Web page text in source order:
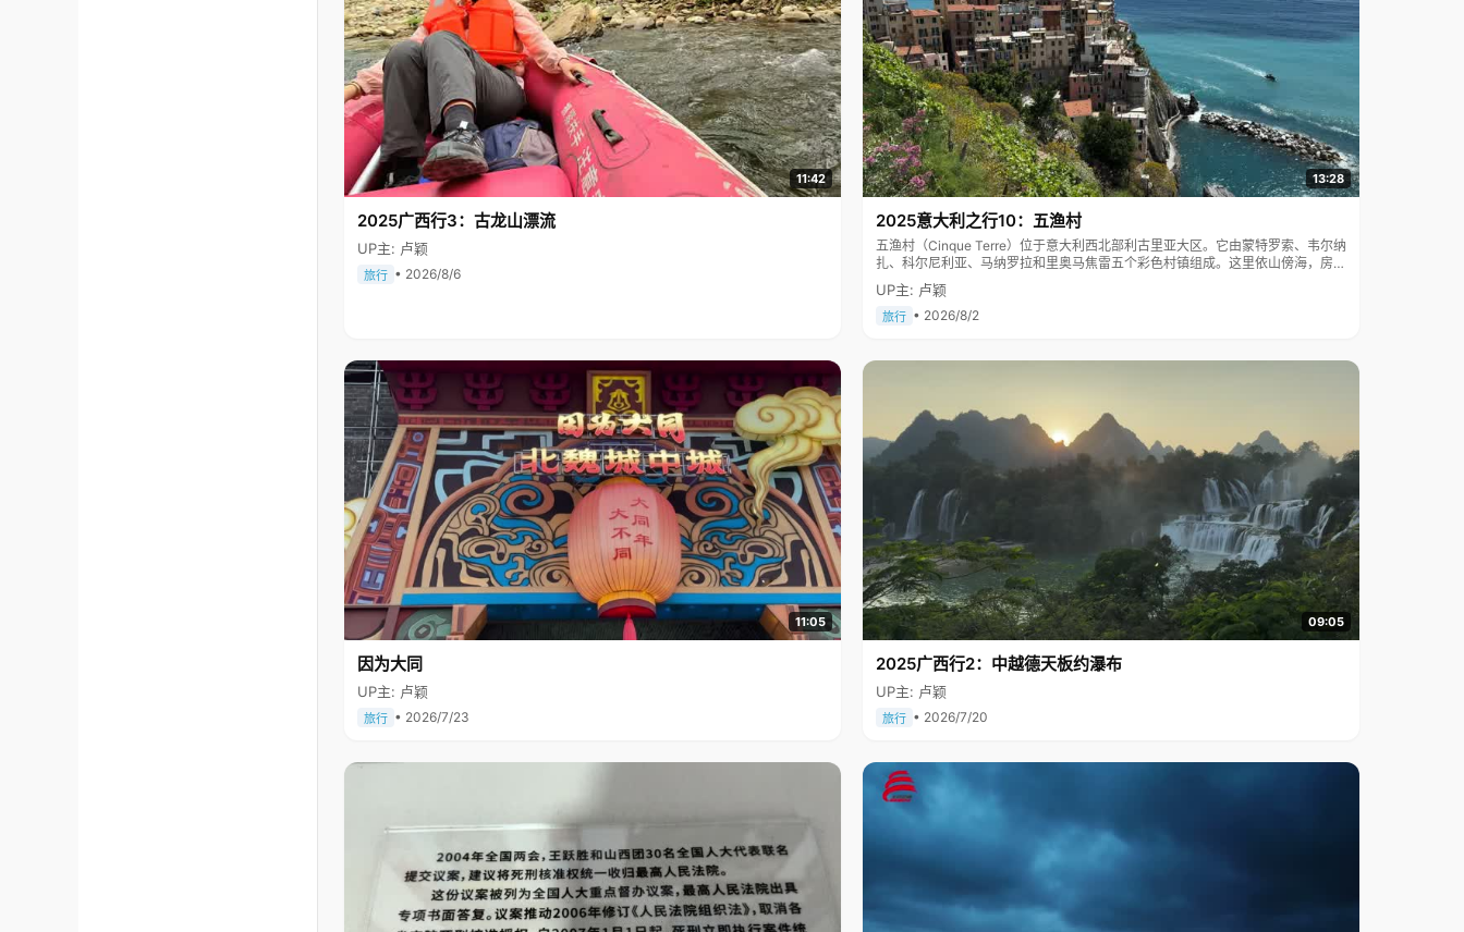
11:42
2025广西行3：古龙山漂流
UP主: 卢颖
旅行 • 2026/8/6
13:28
2025意大利之行10：五渔村
五渔村（Cinque Terre）位于意大利西北部利古里亚大区。它由蒙特罗索、韦尔纳
扎、科尔尼利亚、马纳罗拉和里奥马焦雷五个彩色村镇组成。这里依山傍海，房屋
色彩斑斓，1997年被列为世界文化遗产。
UP主: 卢颖
旅行 • 2026/8/2
11:05
因为大同
UP主: 卢颖
旅行 • 2026/7/23
09:05
2025广西行2：中越德天板约瀑布
UP主: 卢颖
旅行 • 2026/7/20